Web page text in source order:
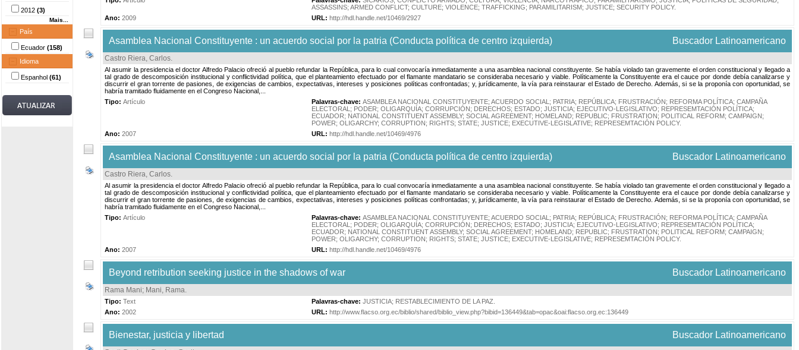
2012 (3)
Mais...
País
Ecuador (158)
Idioma
Espanhol (61)
ASSASSINS; ARMED CONFLICT; CULTURE; VIOLENCE; TRAFFICKING; PARAMILITARISM; JUSTICE; SECURITY POLICY.
Ano: 2009 URL: http://hdl.handle.net/10469/2927
Asamblea Nacional Constituyente : un acuerdo social por la patria (Conducta política de centro izquierda) Buscador Latinoamericano
Castro Riera, Carlos.
Al asumir la presidencia el doctor Alfredo Palacio ofreció al pueblo refundar la República, para lo cual convocaría inmediatamente a una asamblea nacional constituyente. Se había violado tan gravemente el orden constitucional y llegado a
tal grado de descomposición institucional y conflictividad política, que el planteamiento efectuado por el flamante mandatario se consideraba necesario y viable. Políticamente la Constituyente era el cauce por donde debía canalizarse y
discurrir el gran torrente de pasiones, de exigencias de cambios, expectativas, intereses y posiciones políticas confrontadas; y, jurídicamente, la vía para reinstaurar el Estado de Derecho. Además, si se la proponía con oportunidad, se
habría tramitado fluidamente en el Congreso Nacional,...
Tipo: Artículo Palavras-chave: ASAMBLEA NACIONAL CONSTITUYENTE; ACUERDO SOCIAL ; PATRIA; REPÚBLICA; FRUSTRACIÓN; REFORMA POLÍTICA; CAMPAÑA
ELECTORAL ; PODER; OLIGARQUÍA; CORRUPCIÓN; DERECHOS; ESTADO; JUSTICIA; EJECUTIVO-LEGISLATIVO; REPRESEMTACIÓN POLÍTICA;
ECUADOR; NATIONAL CONSTITUENT ASSEMBLY; SOCIAL AGREEMENT; HOMELAND; REPUBLIC; FRUSTRATION; POLITICAL REFORM; CAMPAIGN;
POWER; OLIGARCHY; CORRUPTION; RIGHTS; STATE; JUSTICE; EXECUTIVE-LEGISLATIVE; REPRESEMTACIÓN POLICY.
Ano: 2007 URL: http://hdl.handle.net/10469/4976
Asamblea Nacional Constituyente : un acuerdo social por la patria (Conducta política de centro izquierda) Buscador Latinoamericano
Castro Riera, Carlos.
Al asumir la presidencia el doctor Alfredo Palacio ofreció al pueblo refundar la República, para lo cual convocaría inmediatamente a una asamblea nacional constituyente. Se había violado tan gravemente el orden constitucional y llegado a
tal grado de descomposición institucional y conflictividad política, que el planteamiento efectuado por el flamante mandatario se consideraba necesario y viable. Políticamente la Constituyente era el cauce por donde debía canalizarse y
discurrir el gran torrente de pasiones, de exigencias de cambios, expectativas, intereses y posiciones políticas confrontadas; y, jurídicamente, la vía para reinstaurar el Estado de Derecho. Además, si se la proponía con oportunidad, se
habría tramitado fluidamente en el Congreso Nacional,...
Tipo: Artículo Palavras-chave: ASAMBLEA NACIONAL CONSTITUYENTE; ACUERDO SOCIAL ; PATRIA; REPÚBLICA; FRUSTRACIÓN; REFORMA POLÍTICA; CAMPAÑA
ELECTORAL ; PODER; OLIGARQUÍA; CORRUPCIÓN; DERECHOS; ESTADO; JUSTICIA; EJECUTIVO-LEGISLATIVO; REPRESEMTACIÓN POLÍTICA;
ECUADOR; NATIONAL CONSTITUENT ASSEMBLY; SOCIAL AGREEMENT; HOMELAND; REPUBLIC; FRUSTRATION; POLITICAL REFORM; CAMPAIGN;
POWER; OLIGARCHY; CORRUPTION; RIGHTS; STATE; JUSTICE; EXECUTIVE-LEGISLATIVE; REPRESEMTACIÓN POLICY.
Ano: 2007 URL: http://hdl.handle.net/10469/4976
Beyond retribution seeking justice in the shadows of war Buscador Latinoamericano
Rama Mani; Mani, Rama.
Tipo: Text Palavras-chave: JUSTICIA; RESTABLECIMIENTO DE LA PAZ
Ano: 2002 URL: http://www.flacso.org.ec/biblio/shared/biblio_view.php?bibid=136449&tab=opac&oai:flacso.org.ec:136449
Bienestar, justicia y libertad Buscador Latinoamericano